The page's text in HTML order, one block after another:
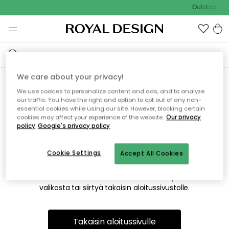
Outdoor
Emme valitettavasti löydä
etsimääsi sivua
Tämä voi johtua siitä, että sivua ei enää ole tai siitä, että se
on siirretty muualle. Pahoittelemme tästä mahdollisesti
valikosta tai siirtyä takaisin aloitussivustolle.
Takaisin aloitussivulle
We care about your privacy!
We use cookies to personalize content and ads, and to analyze
our traffic. You have the right and option to opt out of any non-
essential cookies while using our site. However, blocking certain
cookies may affect your experience of the website. Our privacy
policy Google's privacy policy
Accept All Cookies
Cookie Settings